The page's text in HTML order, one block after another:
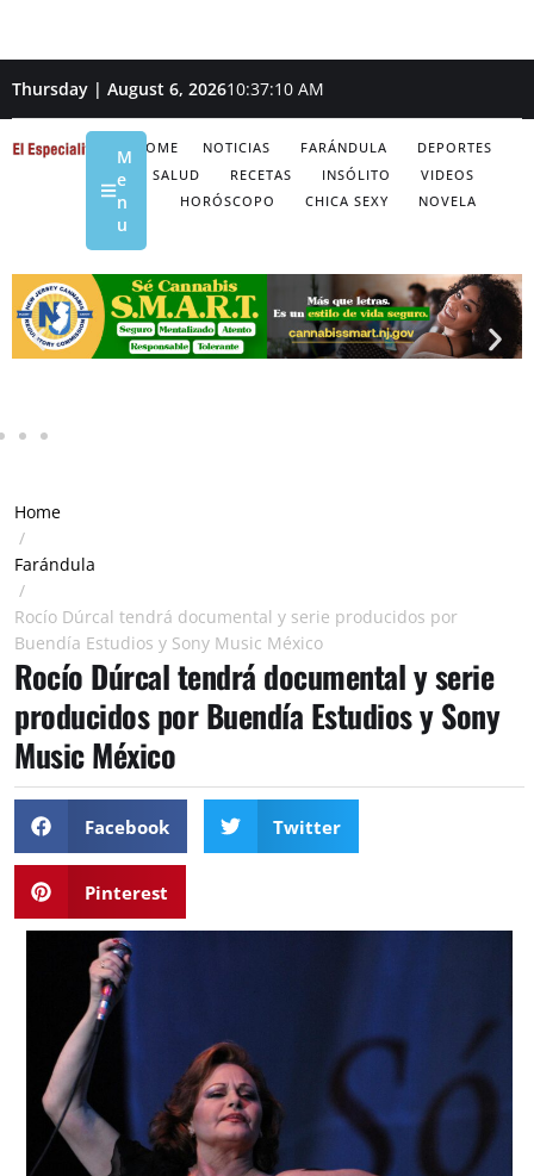
Thursday | August 6, 202610:37:11 AM
HOME NOTICIAS FARÁNDULA
DEPORTES
SALUD
RECETAS INSÓLITO
VIDEOS
HORÓSCOPO
CHICA SEXY NOVELA
M
e
n
u
Home
/
Farándula
/
Rocío Dúrcal tendrá documental y serie producidos por
Buendía Estudios y Sony Music México
Rocío Dúrcal tendrá documental y serie
producidos por Buendía Estudios y Sony
Music México
Facebook Twitter
Pinterest